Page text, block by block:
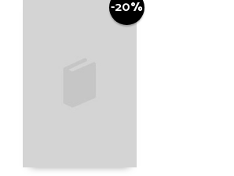
-20%